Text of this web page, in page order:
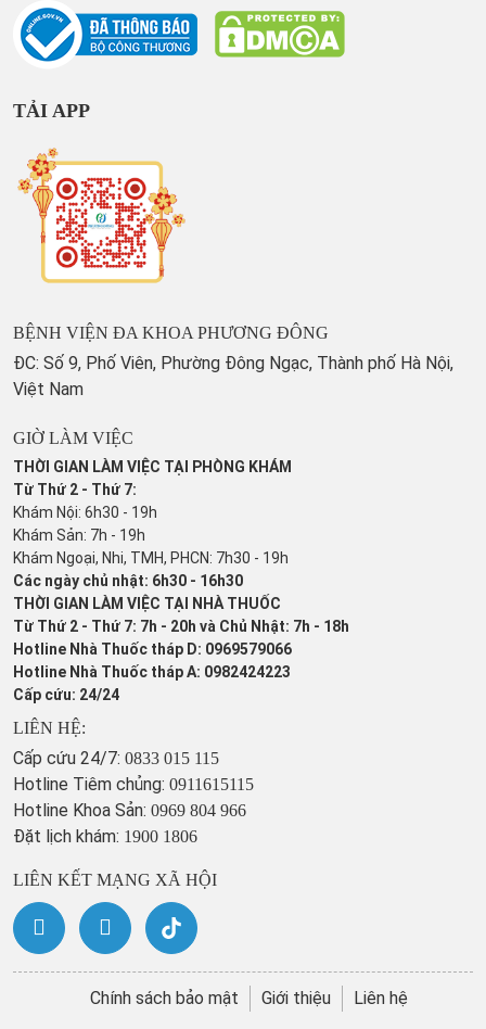
TẢI APP
BỆNH VIỆN ĐA KHOA PHƯƠNG ĐÔNG
ĐC: Số 9, Phố Viên, Phường Đông Ngạc, Thành phố Hà Nội,
Việt Nam
GIỜ LÀM VIỆC
THỜI GIAN LÀM VIỆC TẠI PHÒNG KHÁM
Từ Thứ 2 - Thứ 7:
Khám Nội: 6h30 - 19h
Khám Sản: 7h - 19h
Khám Ngoại, Nhi, TMH, PHCN: 7h30 - 19h
Các ngày chủ nhật: 6h30 - 16h30
THỜI GIAN LÀM VIỆC TẠI NHÀ THUỐC
Từ Thứ 2 - Thứ 7: 7h - 20h và Chủ Nhật: 7h - 18h
Hotline Nhà Thuốc tháp D: 0969579066
Hotline Nhà Thuốc tháp A: 0982424223
Cấp cứu: 24/24
LIÊN HỆ:
Cấp cứu 24/7: 0833 015 115
Hotline Tiêm chủng: 0911615115
Hotline Khoa Sản: 0969 804 966
Đặt lịch khám: 1900 1806
LIÊN KẾT MẠNG XÃ HỘI
Chính sách bảo mật Giới thiệu Liên hệ